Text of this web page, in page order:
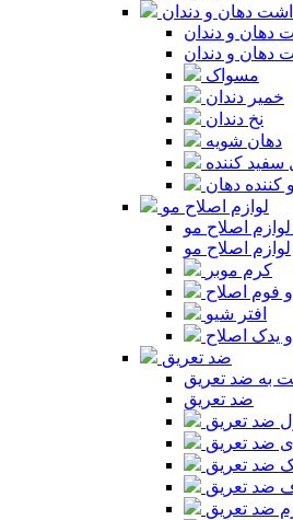
دهان و دندان
دهان و دندان
دهان و دندان
مسواک
خمیر دندان
نخ دندان
دهان شویه
سفید کننده
کننده دهان
لوازم اصلاح مو
اصلاح مو
لوازم اصلاح مو
کرم موبر
فوم اصلاح
افتر شیو
و یدک اصلاح
ضد تعریق
به ضد تعریق
ضد تعریق
ضد تعریق
ضد تعریق
ضد تعریق
ضد تعریق
ضد تعریق